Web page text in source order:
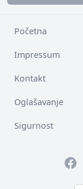
Početna
Impressum
Kontakt
Oglašavanje
Sigurnost